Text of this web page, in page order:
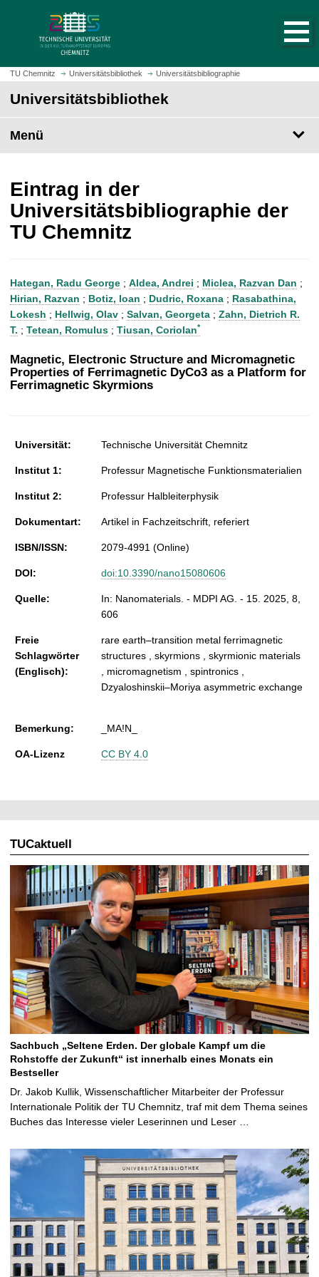
z
m
t
e
i
t
u
f
r
u
TU Chemnitz Universitätsbibliothek Universitätsbibliographie
Universitätsbibliothek
Menü
Eintrag in der
Universitätsbibliographie der
TU Chemnitz
Hategan, Radu George ; Aldea, Andrei ; Miclea, Razvan Dan ;
Hirian, Razvan ; Botiz, Ioan ; Dudric, Roxana ; Rasabathina,
Lokesh ; Hellwig, Olav ; Salvan, Georgeta ; Zahn, Dietrich R.
T. ; Tetean, Romulus ; Tiusan, Coriolan*
Magnetic, Electronic Structure and Micromagnetic
Properties of Ferrimagnetic DyCo3 as a Platform for
Ferrimagnetic Skyrmions
Universität: Technische Universität Chemnitz
Institut 1: Professur Magnetische Funktionsmaterialien
Institut 2: Professur Halbleiterphysik
Dokumentart: Artikel in Fachzeitschrift, referiert
ISBN/ISSN: 2079-4991 (Online)
DOI: doi:10.3390/nano15080606
Quelle:
In: Nanomaterials. - MDPI AG. - 15. 2025, 8,
606
Freie
Schlagwörter
(Englisch):
rare earth–transition metal ferrimagnetic
structures , skyrmions , skyrmionic materials
, micromagnetism , spintronics ,
Dzyaloshinskii–Moriya asymmetric exchange
Bemerkung: _MA!N_
OA-Lizenz CC BY 4.0
TUCaktuell
Sachbuch „Seltene Erden. Der globale Kampf um die
Rohstoffe der Zukunft“ ist innerhalb eines Monats ein
Bestseller
Dr. Jakob Kullik, Wissenschaftlicher Mitarbeiter der Professur
Internationale Politik der TU Chemnitz, traf mit dem Thema seines
Buches das Interesse vieler Leserinnen und Leser …